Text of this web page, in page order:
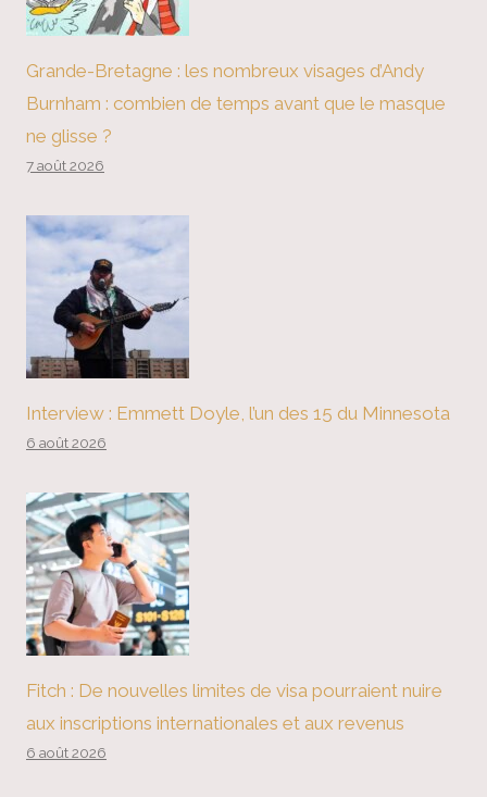
Grande-Bretagne : les nombreux visages d’Andy
Burnham : combien de temps avant que le masque
ne glisse ?
7 août 2026
Interview : Emmett Doyle, l’un des 15 du Minnesota
6 août 2026
Fitch : De nouvelles limites de visa pourraient nuire
aux inscriptions internationales et aux revenus
6 août 2026